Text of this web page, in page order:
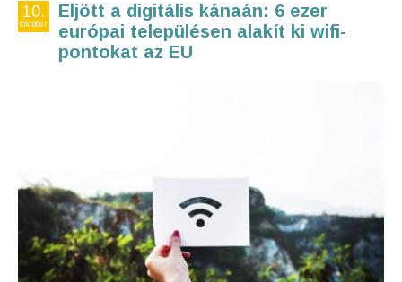
10.
Október
Eljött a digitális kánaán: 6 ezer
európai településen alakít ki wifi-
pontokat az EU